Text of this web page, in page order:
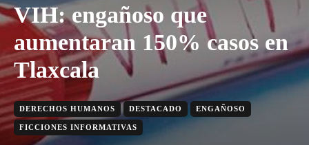
VIH: engañoso que
aumentaran 150% casos en
Tlaxcala
DERECHOS HUMANOS DESTACADO ENGAÑOSO
FICCIONES INFORMATIVAS